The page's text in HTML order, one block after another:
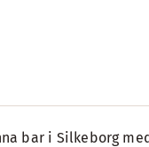
bar i Silkeborg